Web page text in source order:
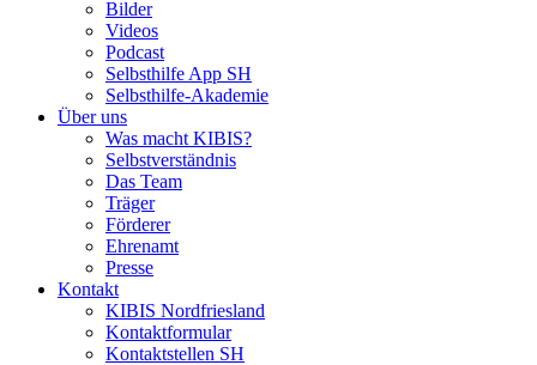
Bilder
Videos
Podcast
Selbsthilfe App SH
Selbsthilfe-Akademie
Über uns
Was macht KIBIS?
Selbstverständnis
Das Team
Träger
Förderer
Ehrenamt
Presse
Kontakt
KIBIS Nordfriesland
Kontaktformular
Kontaktstellen SH